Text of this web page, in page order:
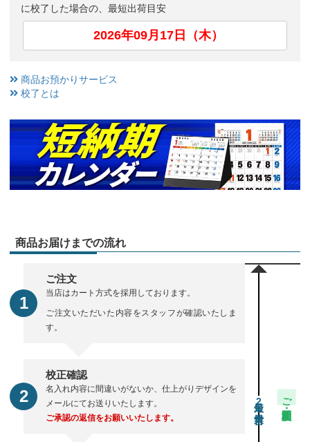
に校了した場合の、最短出荷目安
2026年09月17日（木）
商品お預かりサービス
校了とは
商品お届けまでの流れ
ご注文
当店はカート方式を採用しております。
ご注文いただいた内容をスタッフが確認いたしま
す。
校正確認
名入れ内容に間違いがないか、仕上がりデザインを
メールにてお送りいたします。
ご承認の返信をお願いいたします。
2 ご注文・校正期間